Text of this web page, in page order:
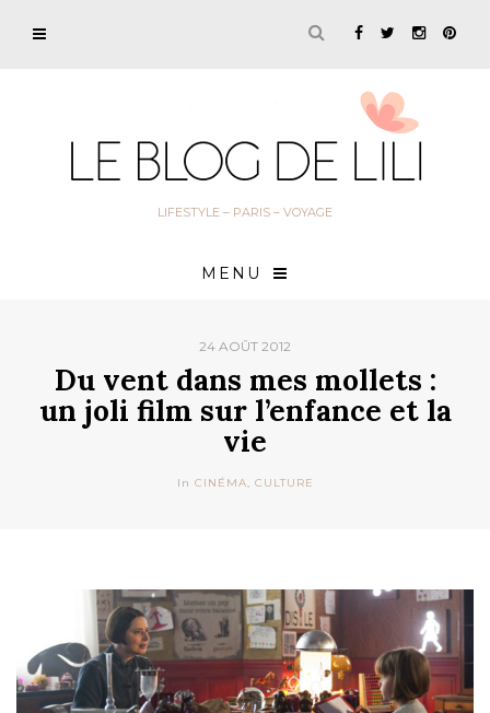
LIFESTYLE – PARIS – VOYAGE
MENU
24 AOÛT 2012
Du vent dans mes mollets :
un joli film sur l’enfance et la
vie
In CINÉMA, CULTURE